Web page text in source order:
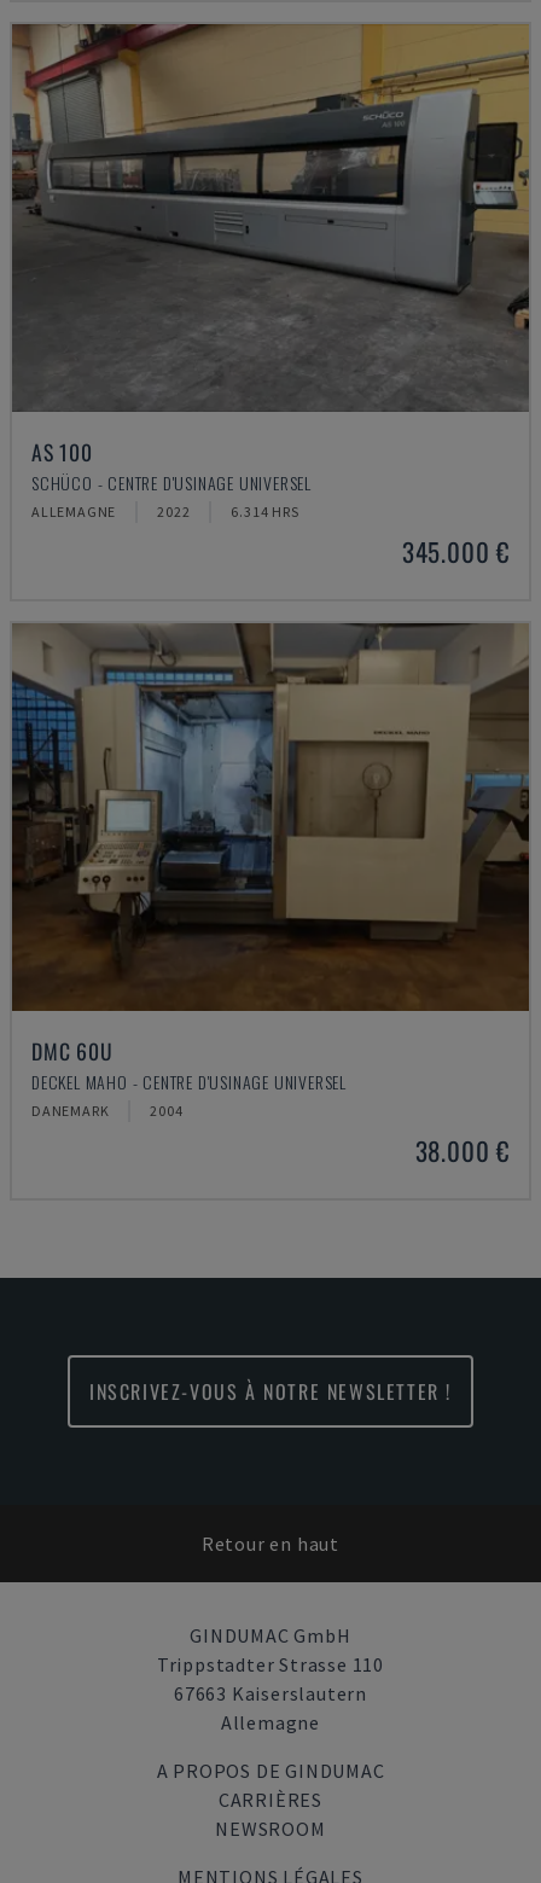
AS 100
SCHÜCO - CENTRE D'USINAGE UNIVERSEL
ALLEMAGNE 2022 6.314 HRS
345.000 €
DMC 60U
DECKEL MAHO - CENTRE D'USINAGE UNIVERSEL
DANEMARK 2004
38.000 €
INSCRIVEZ-VOUS À NOTRE NEWSLETTER !
Retour en haut
GINDUMAC GmbH
Trippstadter Strasse 110
67663 Kaiserslautern
Allemagne
A PROPOS DE GINDUMAC
CARRIÈRES
NEWSROOM
MENTIONS LÉGALES